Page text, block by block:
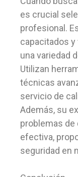
es crucial
profesional.
capacitados
una variedad
Utilizan
técnicas
servicio de
Además, su
problemas de
efectiva,
seguridad en